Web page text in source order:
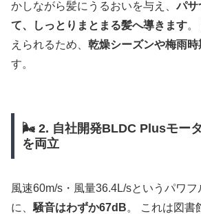
かしながら髪にうるおいを与え、パサ
て、しっとりまとまる髪へ導きます
えられるため、 乾燥シーズンや梅雨
す。
🌬 2. 自社開発BLDC Plusモー
を両立
風速60m/s・風量36.4L/sというパワ
に、 騒音はわずか67dB。 これは図書